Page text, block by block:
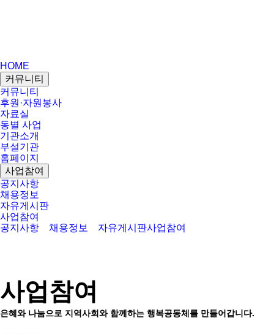
HOME
커뮤니티
커뮤니티
후원·자원봉사
자료실
동별 사업
기관소개
부설기관
홈페이지
사업참여
공지사항
채용정보
자유게시판
사업참여
공지사항
채용정보 자유게시판사업참여
사업참여
은혜와 나눔으로 지역사회와 함께하는 행복공동체를 만들어갑니다.